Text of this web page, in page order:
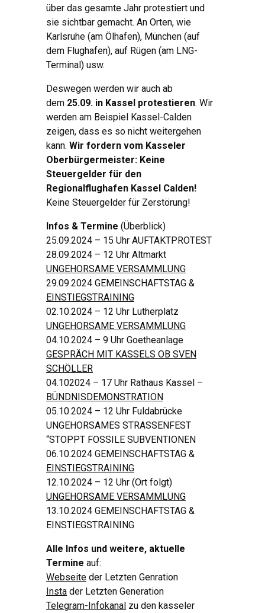
über das gesamte Jahr protestiert und
sie sichtbar gemacht. An Orten, wie
Karlsruhe (am Ölhafen), München (auf
dem Flughafen), auf Rügen (am LNG-
Terminal) usw.
Deswegen werden wir auch ab
dem 25.09. in Kassel protestieren. Wir
werden am Beispiel Kassel-Calden
zeigen, dass es so nicht weitergehen
kann. Wir fordern vom Kasseler
Oberbürgermeister: Keine
Steuergelder für den
Regionalflughafen Kassel Calden!
Keine Steuergelder für Zerstörung!
Infos & Termine (Überblick)
25.09.2024 – 15 Uhr AUFTAKTPROTEST
28.09.2024 – 12 Uhr Altmarkt
UNGEHORSAME VERSAMMLUNG
29.09.2024 GEMEINSCHAFTSTAG &
EINSTIEGSTRAINING
02.10.2024 – 12 Uhr Lutherplatz
UNGEHORSAME VERSAMMLUNG
04.10.2024 – 9 Uhr Goetheanlage
GESPRÄCH MIT KASSELS OB SVEN
SCHÖLLER
04.102024 – 17 Uhr Rathaus Kassel –
BÜNDNISDEMONSTRATION
05.10.2024 – 12 Uhr Fuldabrücke
UNGEHORSAMES STRASSENFEST
“STOPPT FOSSILE SUBVENTIONEN
06.10.2024 GEMEINSCHAFTSTAG &
EINSTIEGSTRAINING
12.10.2024 – 12 Uhr (Ort folgt)
UNGEHORSAME VERSAMMLUNG
13.10.2024 GEMEINSCHAFTSTAG &
EINSTIEGSTRAINING
Alle Infos und weitere, aktuelle
Termine auf:
Webseite der Letzten Genration
Insta der Letzten Generation
Telegram-Infokanal zu den kasseler